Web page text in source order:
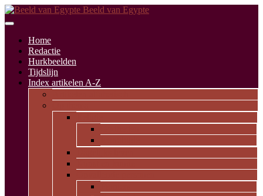
Beeld van Egypte
Home
Redactie
Hurkbeelden
Tijdslijn
Index artikelen A-Z